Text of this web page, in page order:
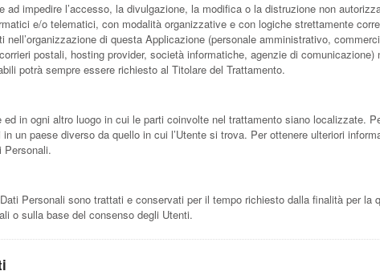
impedire l’accesso, la divulgazione, la modifica o la distruzione non
e/o telematici, con modalità organizzative e con logiche strettamente
di questa Applicazione (personale amministrativo,
postali, hosting provider, società informatiche, agenzie di
potrà sempre essere richiesto al Titolare del Trattamento.
in ogni altro luogo in cui le parti coinvolte nel trattamento siano localizzate.
un paese diverso da quello in cui l’Utente si trova. Per ottenere ulteriori
Personali.
Personali sono trattati e conservati per il tempo richiesto dalla finalità per
o sulla base del consenso degli Utenti.